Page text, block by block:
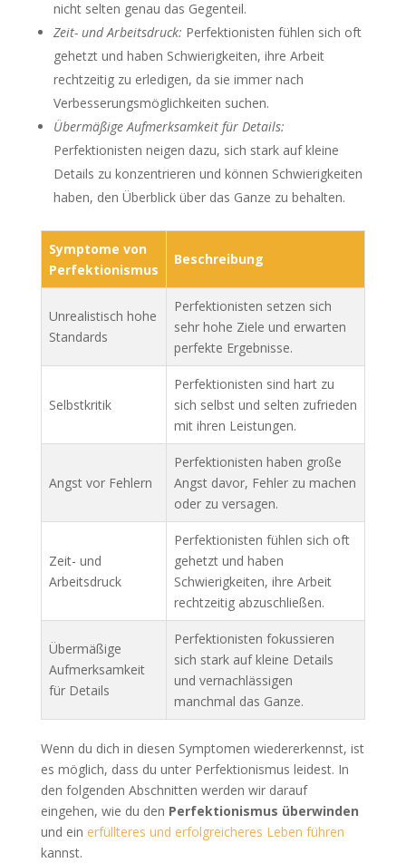
nicht selten genau das Gegenteil.
Zeit- und Arbeitsdruck: Perfektionisten fühlen sich oft
gehetzt und haben Schwierigkeiten, ihre Arbeit
rechtzeitig zu erledigen, da sie immer nach
Verbesserungsmöglichkeiten suchen.
Übermäßige Aufmerksamkeit für Details:
Perfektionisten neigen dazu, sich stark auf kleine
Details zu konzentrieren und können Schwierigkeiten
haben, den Überblick über das Ganze zu behalten.
Symptome von
Perfektionismus
Beschreibung
Unrealistisch hohe
Standards
Perfektionisten setzen sich
sehr hohe Ziele und erwarten
perfekte Ergebnisse.
Selbstkritik
Perfektionisten sind hart zu
sich selbst und selten zufrieden
mit ihren Leistungen.
Angst vor Fehlern
Perfektionisten haben große
Angst davor, Fehler zu machen
oder zu versagen.
Zeit- und
Arbeitsdruck
Perfektionisten fühlen sich oft
gehetzt und haben
Schwierigkeiten, ihre Arbeit
rechtzeitig abzuschließen.
Übermäßige
Aufmerksamkeit
für Details
Perfektionisten fokussieren
sich stark auf kleine Details
und vernachlässigen
manchmal das Ganze.
Wenn du dich in diesen Symptomen wiedererkennst, ist
es möglich, dass du unter Perfektionismus leidest. In
den folgenden Abschnitten werden wir darauf
eingehen, wie du den Perfektionismus überwinden
und ein erfüllteres und erfolgreicheres Leben führen
kannst.